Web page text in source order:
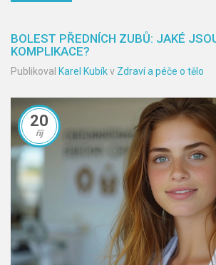
BOLEST PŘEDNÍCH ZUBŮ: JAKÉ
KOMPLIKACE?
Publikoval Karel Kubíkv Zdraví a péče o tělo
20
říj